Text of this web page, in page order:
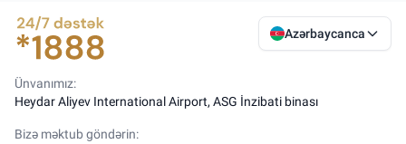
Azərbaycanca
Ünvanımız:
Heydar Aliyev International Airport, ASG İnzibati binası
Bizə məktub göndərin: